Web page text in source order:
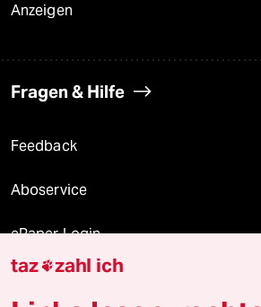
Anzeigen
Fragen & Hilfe
Feedback
Aboservice
ePaper Login
Downloads für Abonnierende
taz zahl ich